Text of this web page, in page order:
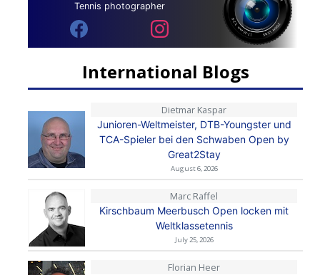
Tennis photographer
International Blogs
Dietmar Kaspar
Junioren-Weltmeister, DTB-Youngster und
TCA-Spieler bei den Schwaben Open by
Great2Stay
August 6, 2026
Marc Raffel
Kirschbaum Meerbusch Open locken mit
Weltklassetennis
July 25, 2026
Florian Heer